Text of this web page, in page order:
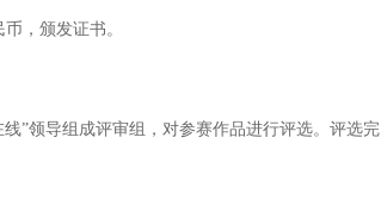
，颁发证书。
”领导组成评审组，对参赛作品进行评选。评选完